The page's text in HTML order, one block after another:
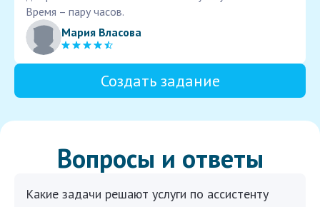
Время – пару часов.
Мария Власова
Создать задание
Вопросы и ответы
Какие задачи решают услуги по ассистенту